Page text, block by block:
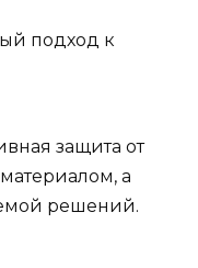
подход к
защита от
а
решений.